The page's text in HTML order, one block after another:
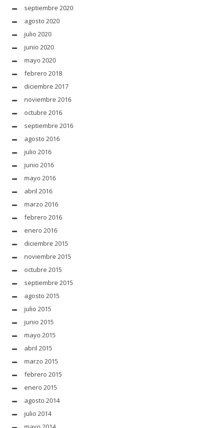
septiembre 2020
agosto 2020
julio 2020
junio 2020
mayo 2020
febrero 2018
diciembre 2017
noviembre 2016
octubre 2016
septiembre 2016
agosto 2016
julio 2016
junio 2016
mayo 2016
abril 2016
marzo 2016
febrero 2016
enero 2016
diciembre 2015
noviembre 2015
octubre 2015
septiembre 2015
agosto 2015
julio 2015
junio 2015
mayo 2015
abril 2015
marzo 2015
febrero 2015
enero 2015
agosto 2014
julio 2014